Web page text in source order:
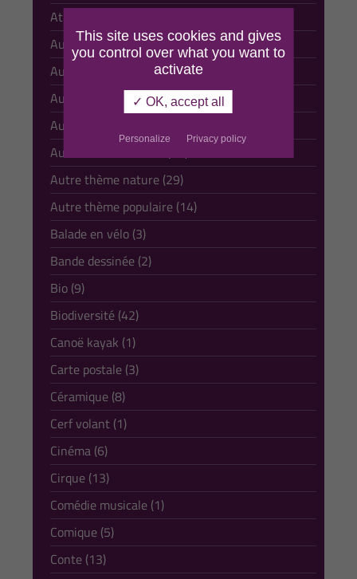
Athlétisme gymnastique (1)
Automobile (2)
Autour de l'eau (26)
Autre sport (19)
Autre thème culturel (26)
Autre thème musical (19)
Autre thème nature (29)
Autre thème populaire (14)
Balade en vélo (3)
Bande dessinée (2)
Bio (9)
Biodiversité (42)
Canoë kayak (1)
Carte postale (3)
Céramique (8)
Cerf volant (1)
Cinéma (6)
Cirque (13)
Comédie musicale (1)
Comique (5)
Conte (13)
This site uses cookies and gives
you control over what you want to
activate
✓ OK, accept all
Personalize Privacy policy